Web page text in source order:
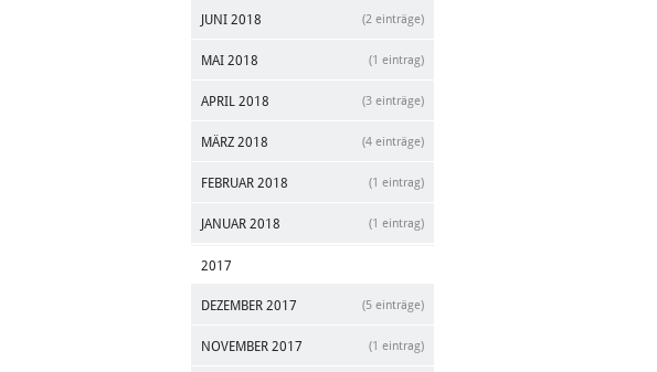
JUNI 2018 (2 einträge)
MAI 2018 (1 eintrag)
APRIL 2018 (3 einträge)
MÄRZ 2018 (4 einträge)
FEBRUAR 2018 (1 eintrag)
JANUAR 2018 (1 eintrag)
2017
DEZEMBER 2017 (5 einträge)
NOVEMBER 2017 (1 eintrag)